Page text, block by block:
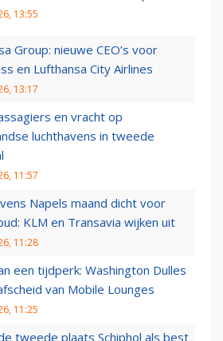
13:55
Group: nieuwe CEO’s voor
en Lufthansa City Airlines
13:17
en vracht op
luchthavens in tweede
11:57
Napels maand dicht voor
KLM en Transavia wijken uit
11:28
een tijdperk: Washington Dulles
van Mobile Lounges
11:25
tweede plaats Schiphol als best